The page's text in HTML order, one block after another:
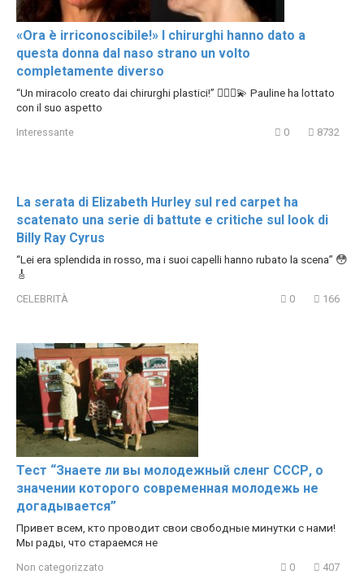
«Ora è irriconoscibile!» I chirurghi hanno dato a
questa donna dal naso strano un volto
completamente diverso
“Un miracolo creato dai chirurghi plastici!” 👩🏻‍⚕️💫 Pauline ha lottato
con il suo aspetto
Interessante 0 8732
La serata di Elizabeth Hurley sul red carpet ha
scatenato una serie di battute e critiche sul look di
Billy Ray Cyrus
“Lei era splendida in rosso, ma i suoi capelli hanno rubato la scena” 😳
🎸
CELEBRITÀ 0 166
Тест “Знаете ли вы молодежный сленг СССР, о
значении которого современная молодежь не
догадывается”
Привет всем, кто проводит свои свободные минутки с нами!
Мы рады, что стараемся не
Non categorizzato 0 407